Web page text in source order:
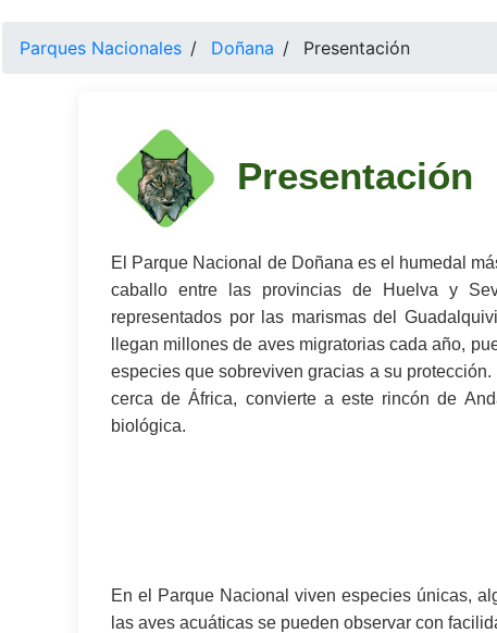
Parques Nacionales Doñana Presentación
Presentación
El Parque Nacional de Doñana es el humedal
caballo entre las provincias de Huelva y
representados por las marismas del
llegan millones de aves migratorias cada año,
especies que sobreviven gracias a su
cerca de África, convierte a este rincón de
biológica.
En el Parque Nacional viven especies únicas,
las aves acuáticas se pueden observar con